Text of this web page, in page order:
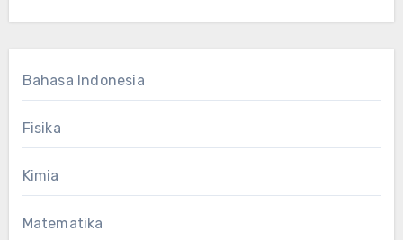
Bahasa Indonesia
Fisika
Kimia
Matematika